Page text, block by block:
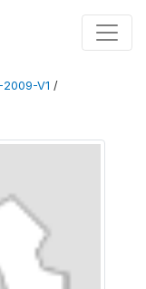
2009-V1 /